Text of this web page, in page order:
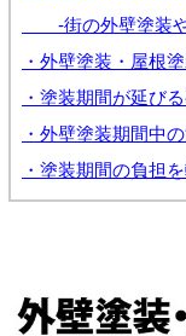
-街の外壁塗装や
・外壁塗装・屋根
・塗装期間が延び
・外壁塗装期間中
・塗装期間の負担